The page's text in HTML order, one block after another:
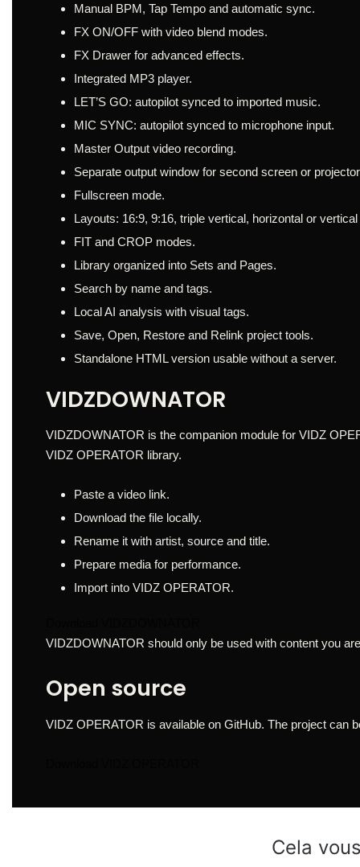
Manual BPM, Tap Tempo and automatic sync.
FX ON/OFF with video blend modes.
FX Drawer for advanced effects.
Integrated MP3 player.
LET’S GO: autopilot synced to imported music.
MIC SYNC: autopilot synced to microphone input.
Master Output video recording.
Separate output window for second screen or
Fullscreen mode.
Layouts: 16:9, 9:16, triple vertical, horizontal or
FIT and CROP modes.
Library organized into Sets and Pages.
Search by name and tags.
Local AI analysis with visual tags.
Save, Open, Restore and Relink project tools.
Standalone HTML version usable without a server.
VIDZDOWNATOR
VIDZDOWNATOR is the companion module for VIDZ
VIDZ OPERATOR library.
Paste a video link.
Download the file locally.
Rename it with artist, source and title.
Prepare media for performance.
Import into VIDZ OPERATOR.
VIDZDOWNATOR should only be used with content you
Open source
VIDZ OPERATOR is available on GitHub. The project can
Cela